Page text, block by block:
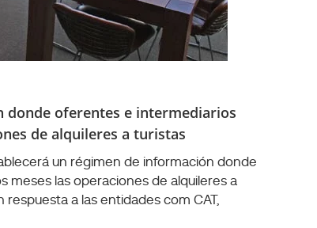
donde oferentes e intermediarios
de alquileres a turistas
un régimen de información donde
las operaciones de alquileres a
a las entidades com CAT,